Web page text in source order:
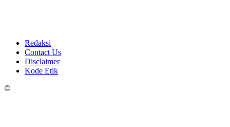
Redaksi
Contact Us
Disclaimer
Kode Etik
©